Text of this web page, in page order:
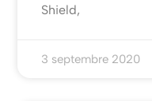
Shield,
3 septembre 2020